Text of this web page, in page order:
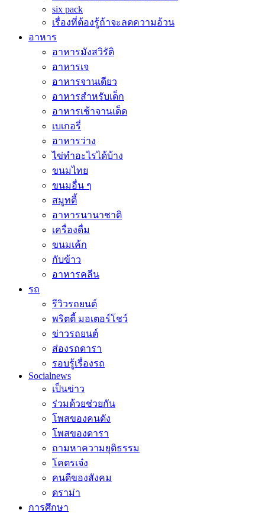
six pack
เรื่องที่ต้องรู้ถ้าจะลดความอ้วน
อาหาร
อาหารมังสวิรัติ
อาหารเจ
อาหารจานเดียว
อาหารสำหรับเด็ก
อาหารเช้าจานเด็ด
เบเกอรี่
อาหารว่าง
ไข่ทำอะไรได้บ้าง
ขนมไทย
ขนมอื่น ๆ
สมูทตี้
อาหารนานาชาติ
เครื่องดื่ม
ขนมเค้ก
กับข้าว
อาหารคลีน
รถ
รีวิวรถยนต์
พริตตี้ มอเตอร์โชว์
ข่าวรถยนต์
ส่องรถดารา
รอบรู้เรื่องรถ
Socialnews
เป็นข่าว
ร่วมด้วยช่วยกัน
โพสของคนดัง
โพสของดารา
ถามหาความยุติธรรม
โคตรเจ๋ง
คนดีของสังคม
ดราม่า
การศึกษา